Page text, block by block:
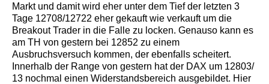
Markt und damit wird eher unter dem Tief der letzten 3
Tage 12708/12722 eher gekauft wie verkauft um die
Breakout Trader in die Falle zu locken. Genauso kann es
am TH von gestern bei 12852 zu einem
Ausbruchsversuch kommen, der ebenfalls scheitert.
Innerhalb der Range von gestern hat der DAX um 12803/
13 nochmal einen Widerstandsbereich ausgebildet. Hier